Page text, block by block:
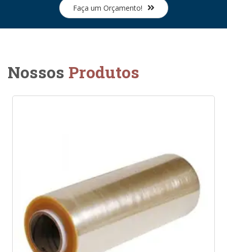
Faça um Orçamento!
Nossos Produtos